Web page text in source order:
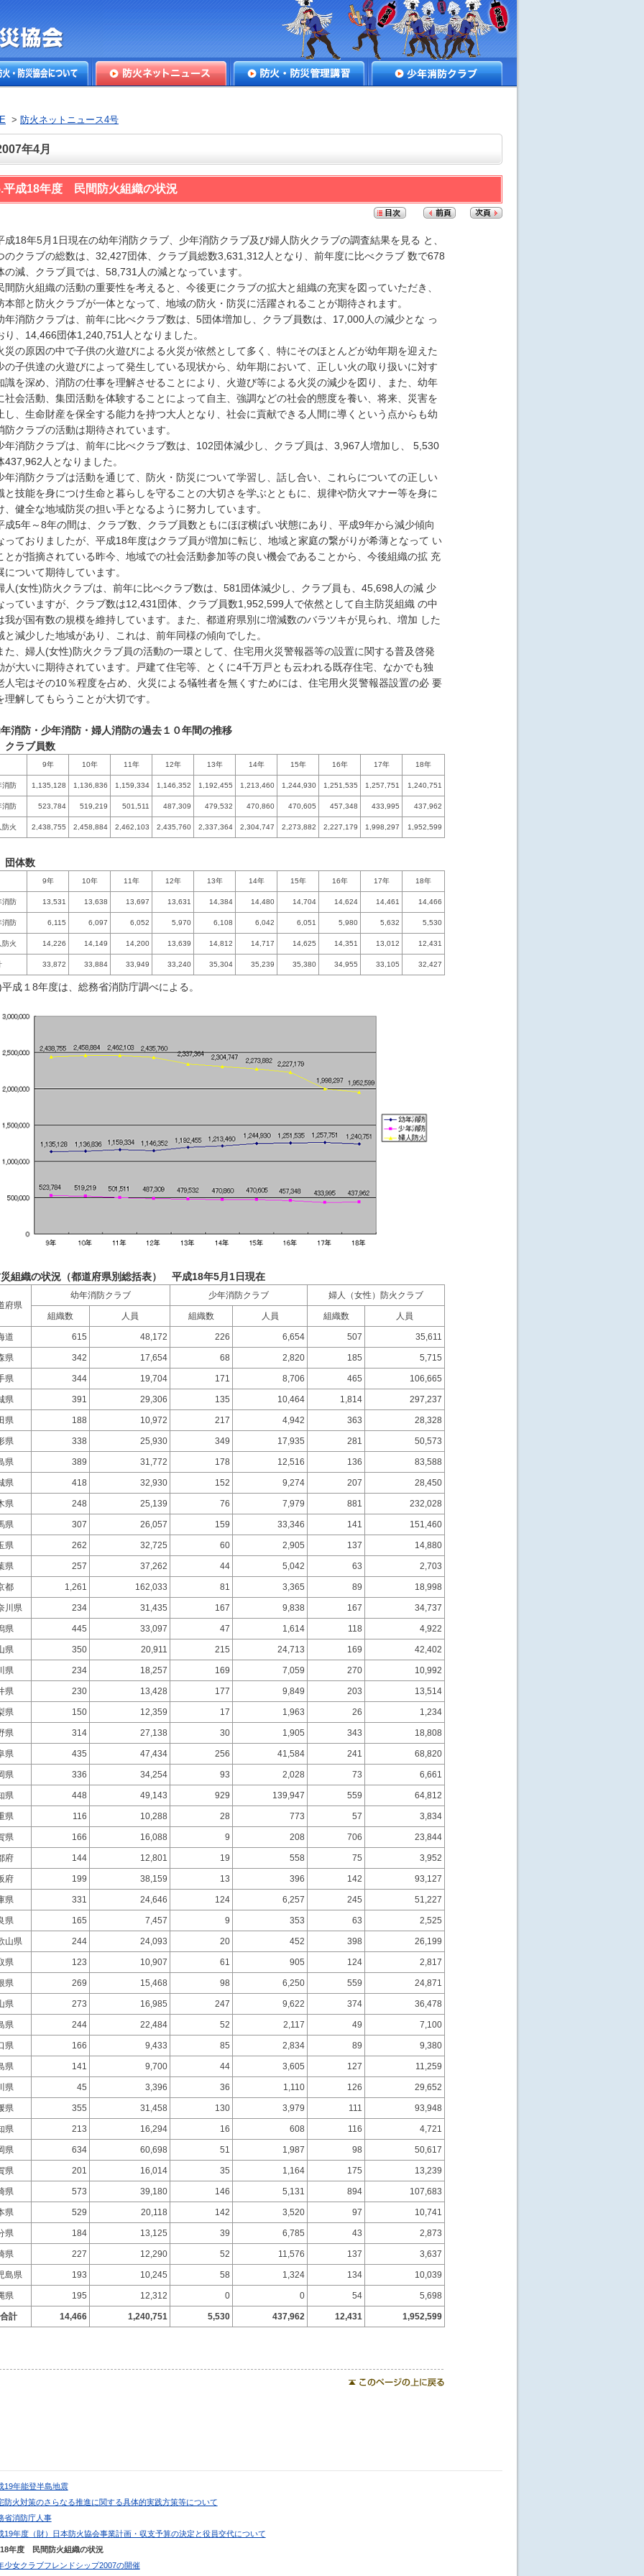
防火・防
> 防火ネットニュース4号
年4月
平成18年度 民間防火組織の状況
18年5月1日現在の幼年消防クラブ、少年消防クラブ及び婦人防火クラブの調査結果を見る と、
のクラブの総数は、32,427団体、クラブ員総数3,631,312人となり、前年度に比べクラブ 数で678
の減、クラブ員では、58,731人の減となっています。
防火組織の活動の重要性を考えると、今後更にクラブの拡大と組織の充実を図っていただき、
本部と防火クラブが一体となって、地域の防火・防災に活躍されることが期待されます。
消防クラブは、前年に比べクラブ数は、5団体増加し、クラブ員数は、17,000人の減少とな っ
り、14,466団体1,240,751人となりました。
の原因の中で子供の火遊びによる火災が依然として多く、特にそのほとんどが幼年期を迎えた
の子供達の火遊びによって発生している現状から、幼年期において、正しい火の取り扱いに対す
識を深め、消防の仕事を理解させることにより、火遊び等による火災の減少を図り、また、幼年
社会活動、集団活動を体験することによって自主、強調などの社会的態度を養い、将来、災害を
し、生命財産を保全する能力を持つ大人となり、社会に貢献できる人間に導くという点からも幼
防クラブの活動は期待されています。
消防クラブは、前年に比べクラブ数は、102団体減少し、クラブ員は、3,967人増加し、 5,530
437,962人となりました。
消防クラブは活動を通じて、防火・防災について学習し、話し合い、これらについての正しい
と技能を身につけ生命と暮らしを守ることの大切さを学ぶとともに、規律や防火マナー等を身に
、健全な地域防災の担い手となるように努力しています。
5年～8年の間は、クラブ数、クラブ員数ともにほぼ横ばい状態にあり、平成9年から減少傾向
っておりましたが、平成18年度はクラブ員が増加に転じ、地域と家庭の繋がりが希薄となって い
とが指摘されている昨今、地域での社会活動参加等の良い機会であることから、今後組織の拡 充
について期待しています。
(女性)防火クラブは、前年に比べクラブ数は、581団体減少し、クラブ員も、45,698人の減 少
っていますが、クラブ数は12,431団体、クラブ員数1,952,599人で依然として自主防災組織 の中
我が国有数の規模を維持しています。また、都道府県別に増減数のバラツキが見られ、増加 した
と減少した地域があり、これは、前年同様の傾向でした。
、婦人(女性)防火クラブ員の活動の一環として、住宅用火災警報器等の設置に関する普及啓発
が大いに期待されています。戸建て住宅等、とくに4千万戸とも云われる既存住宅、なかでも独
人宅はその10％程度を占め、火災による犠牲者を無くすためには、住宅用火災警報器設置の必 要
理解してもらうことが大切です。
消防・少年消防・婦人消防の過去１０年間の推移
クラブ員数
9年 10年 11年 12年 13年 14年 15年 16年 17年 18年
消防 1,135,128 1,136,836 1,159,334 1,146,352 1,192,455 1,213,460 1,244,930 1,251,535 1,257,751 1,240,751
消防 523,784 519,219 501,511 487,309 479,532 470,860 470,605 457,348 433,995 437,962
防火 2,438,755 2,458,884 2,462,103 2,435,760 2,337,364 2,304,747 2,273,882 2,227,179 1,998,297 1,952,599
団体数
9年 10年 11年 12年 13年 14年 15年 16年 17年 18年
消防 13,531 13,638 13,697 13,631 14,384 14,480 14,704 14,624 14,461 14,466
消防 6,115 6,097 6,052 5,970 6,108 6,042 6,051 5,980 5,632 5,530
防火 14,226 14,149 14,200 13,639 14,812 14,717 14,625 14,351 13,012 12,431
33,872 33,884 33,949 33,240 35,304 35,239 35,380 34,955 33,105 32,427
成１8年度は、総務省消防庁調べによる。
組織の状況（都道府県別総括表） 平成18年5月1日現在
府県
幼年消防クラブ 少年消防クラブ 婦人（女性）防火クラブ
組織数 人員 組織数 人員 組織数 人員
道 615 48,172 226 6,654 507 35,611
県 342 17,654 68 2,820 185 5,715
県 344 19,704 171 8,706 465 106,665
県 391 29,306 135 10,464 1,814 297,237
県 188 10,972 217 4,942 363 28,328
県 338 25,930 349 17,935 281 50,573
県 389 31,772 178 12,516 136 83,588
県 418 32,930 152 9,274 207 28,450
県 248 25,139 76 7,979 881 232,028
県 307 26,057 159 33,346 141 151,460
県 262 32,725 60 2,905 137 14,880
県 257 37,262 44 5,042 63 2,703
都 1,261 162,033 81 3,365 89 18,998
川県 234 31,435 167 9,838 167 34,737
県 445 33,097 47 1,614 118 4,922
県 350 20,911 215 24,713 169 42,402
県 234 18,257 169 7,059 270 10,992
県 230 13,428 177 9,849 203 13,514
県 150 12,359 17 1,963 26 1,234
県 314 27,138 30 1,905 343 18,808
県 435 47,434 256 41,584 241 68,820
県 336 34,254 93 2,028 73 6,661
県 448 49,143 929 139,947 559 64,812
県 116 10,288 28 773 57 3,834
県 166 16,088 9 208 706 23,844
府 144 12,801 19 558 75 3,952
府 199 38,159 13 396 142 93,127
県 331 24,646 124 6,257 245 51,227
県 165 7,457 9 353 63 2,525
山県 244 24,093 20 452 398 26,199
県 123 10,907 61 905 124 2,817
県 269 15,468 98 6,250 559 24,871
県 273 16,985 247 9,622 374 36,478
県 244 22,484 52 2,117 49 7,100
県 166 9,433 85 2,834 89 9,380
県 141 9,700 44 3,605 127 11,259
県 45 3,396 36 1,110 126 29,652
県 355 31,458 130 3,979 111 93,948
県 213 16,294 16 608 116 4,721
県 634 60,698 51 1,987 98 50,617
県 201 16,014 35 1,164 175 13,239
県 573 39,180 146 5,131 894 107,683
県 529 20,118 142 3,520 97 10,741
県 184 13,125 39 6,785 43 2,873
県 227 12,290 52 11,576 137 3,637
島県 193 10,245 58 1,324 134 10,039
県 195 12,312 0 0 54 5,698
合計 14,466 1,240,751 5,530 437,962 12,431 1,952,599
19年能登半島地震
防火対策のさらなる推進に関する具体的実践方策等について
省消防庁人事
19年度（財）日本防火協会事業計画・収支予算の決定と役員交代について
年度 民間防火組織の状況
少女クラブフレンドシップ2007の開催